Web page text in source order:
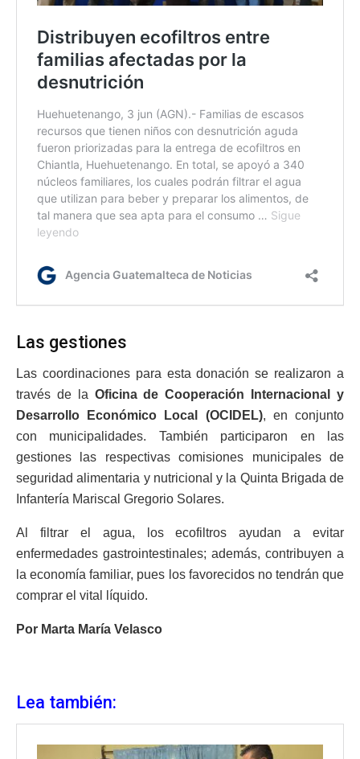
Las gestiones
Las coordinaciones para esta donación se realizaron a
través de la Oficina de Cooperación Internacional y
Desarrollo Económico Local (OCIDEL), en conjunto
con municipalidades. También participaron en las
gestiones las respectivas comisiones municipales de
seguridad alimentaria y nutricional y la Quinta Brigada de
Infantería Mariscal Gregorio Solares.
Al filtrar el agua, los ecofiltros ayudan a evitar
enfermedades gastrointestinales; además, contribuyen a
la economía familiar, pues los favorecidos no tendrán que
comprar el vital líquido.
Por Marta María Velasco
Lea también: